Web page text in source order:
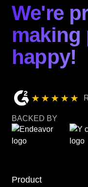
We're
making
happy!
★★★★★
BACKED BY
Product